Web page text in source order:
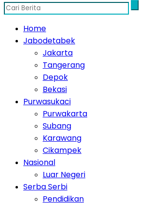
Home
Jabodetabek
Jakarta
Tangerang
Depok
Bekasi
Purwasukaci
Purwakarta
Subang
Karawang
Cikampek
Nasional
Luar Negeri
Serba Serbi
Pendidikan